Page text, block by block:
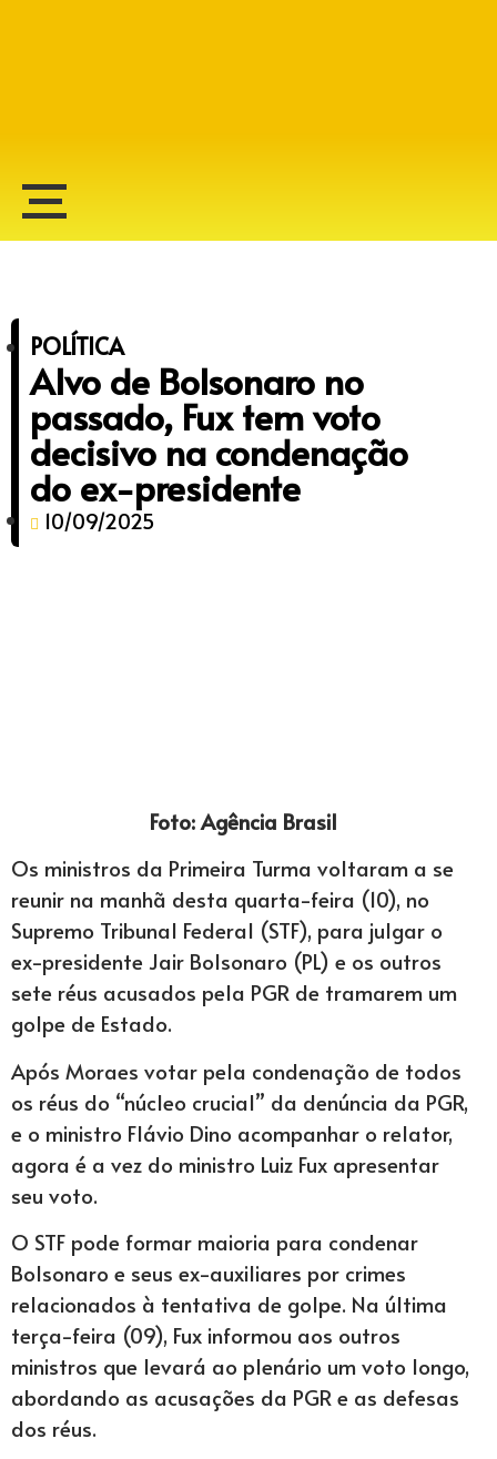
POLÍTICA
Alvo de Bolsonaro no
passado, Fux tem voto
decisivo na condenação
do ex-presidente
10/09/2025
Foto: Agência Brasil
Os ministros da Primeira Turma voltaram a se
reunir na manhã desta quarta-feira (10), no
Supremo Tribunal Federal (STF), para julgar o
ex-presidente Jair Bolsonaro (PL) e os outros
sete réus acusados ​​pela PGR de tramarem um
golpe de Estado.
Após Moraes votar pela condenação de todos
os réus do “núcleo crucial” da denúncia da PGR,
e o ministro Flávio Dino acompanhar o relator,
agora é a vez do ministro Luiz Fux apresentar
seu voto.
O STF pode formar maioria para condenar
Bolsonaro e seus ex-auxiliares por crimes
relacionados à tentativa de golpe. Na última
terça-feira (09), Fux informou aos outros
ministros que levará ao plenário um voto longo,
abordando as acusações da PGR e as defesas
dos réus.